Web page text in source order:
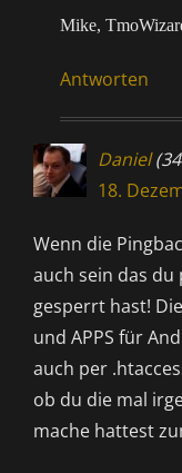
Mike,
Antworten
Daniel
18.
Wenn die
auch sein das
gesperrt hast!
und APPS für
auch per
ob du die mal
mache hattest